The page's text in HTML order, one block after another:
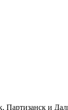
и